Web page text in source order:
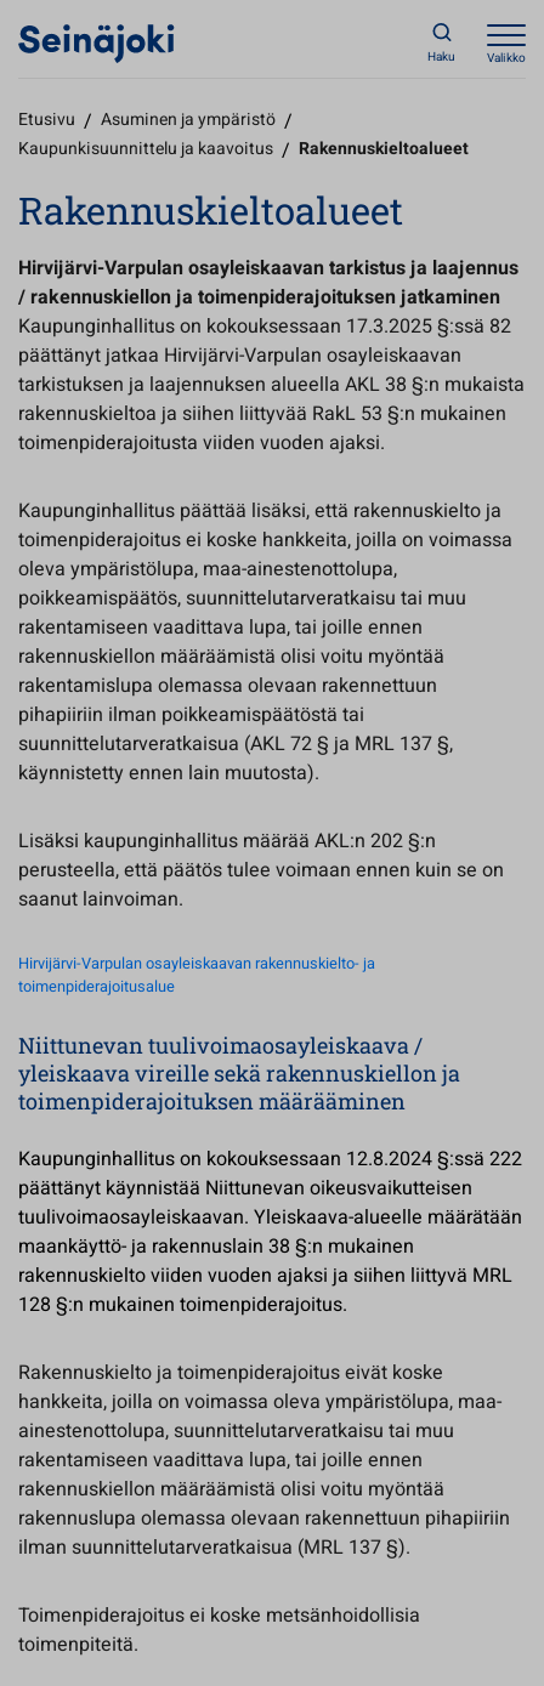
Haku Valikko
Etusivu / Asuminen ja ympäristö /
Kaupunkisuunnittelu ja kaavoitus / Rakennuskieltoalueet
Rakennuskieltoalueet
Hirvijärvi-Varpulan osayleiskaavan tarkistus ja laajennus
/ rakennuskiellon ja toimenpiderajoituksen jatkaminen
Kaupunginhallitus on kokouksessaan 17.3.2025 §:ssä 82
päättänyt jatkaa Hirvijärvi-Varpulan osayleiskaavan
tarkistuksen ja laajennuksen alueella AKL 38 §:n mukaista
rakennuskieltoa ja siihen liittyvää RakL 53 §:n mukainen
toimenpiderajoitusta viiden vuoden ajaksi.
Kaupunginhallitus päättää lisäksi, että rakennuskielto ja
toimenpiderajoitus ei koske hankkeita, joilla on voimassa
oleva ympäristölupa, maa-ainestenottolupa,
poikkeamispäätös, suunnittelutarveratkaisu tai muu
rakentamiseen vaadittava lupa, tai joille ennen
rakennuskiellon määräämistä olisi voitu myöntää
rakentamislupa olemassa olevaan rakennettuun
pihapiiriin ilman poikkeamispäätöstä tai
suunnittelutarveratkaisua (AKL 72 § ja MRL 137 §,
käynnistetty ennen lain muutosta).
Lisäksi kaupunginhallitus määrää AKL:n 202 §:n
perusteella, että päätös tulee voimaan ennen kuin se on
saanut lainvoiman.
Hirvijärvi-Varpulan osayleiskaavan rakennuskielto- ja
toimenpiderajoitusalue
Niittunevan tuulivoimaosayleiskaava /
yleiskaava vireille sekä rakennuskiellon ja
toimenpiderajoituksen määrääminen
Kaupunginhallitus on kokouksessaan 12.8.2024 §:ssä 222
päättänyt käynnistää Niittunevan oikeusvaikutteisen
tuulivoimaosayleiskaavan. Yleiskaava-alueelle määrätään
maankäyttö- ja rakennuslain 38 §:n mukainen
rakennuskielto viiden vuoden ajaksi ja siihen liittyvä MRL
128 §:n mukainen toimenpiderajoitus.
Rakennuskielto ja toimenpiderajoitus eivät koske
hankkeita, joilla on voimassa oleva ympäristölupa, maa-
ainestenottolupa, suunnittelutarveratkaisu tai muu
rakentamiseen vaadittava lupa, tai joille ennen
rakennuskiellon määräämistä olisi voitu myöntää
rakennuslupa olemassa olevaan rakennettuun pihapiiriin
ilman suunnittelutarveratkaisua (MRL 137 §).
Toimenpiderajoitus ei koske metsänhoidollisia
toimenpiteitä.